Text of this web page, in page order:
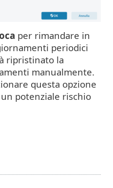
per rimandare in
periodici
ripristinato la
manualmente.
questa opzione
potenziale rischio